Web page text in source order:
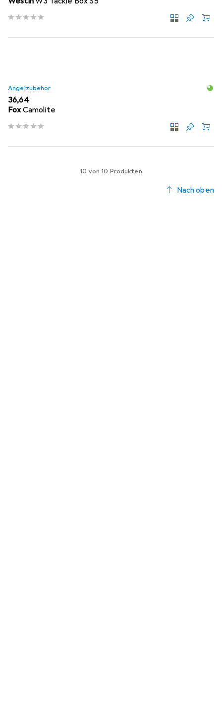
Angelzubehör
EUR
36,64
FoxCamolite
10 von 10 Produkten
Nach oben